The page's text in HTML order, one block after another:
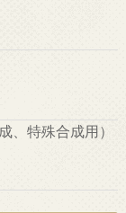
、特殊合成用）